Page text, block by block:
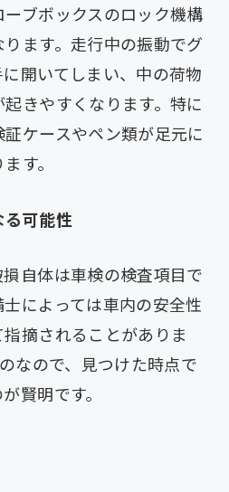
ブボックスのロック機構
ます。走行中の振動でグ
開いてしまい、中の荷物
きやすくなります。特に
ケースやペン類が足元に
す。
る可能性
自体は車検の検査項目で
によっては車内の安全性
摘されることがありま
なので、見つけた時点で
賢明です。